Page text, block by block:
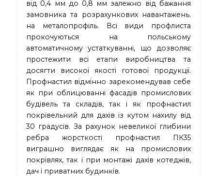
від 0,4 мм до 0,8 мм залежно від бажання
замовника та розрахункових навантажень.
на металопрофіль. Всі види профлиста
прокочуються на польському
автоматичному устаткуванні, що дозволяє
простежити всі етапи виробництва та
досягти високої якості готової продукції.
Профнастил відмінно зарекомендував себе
як при облицюванні фасадів промислових
будівель та складів, так і як профнастил
покрівельний для дахів із кутом нахилу від
30 градусів. За рахунок невеликої глибини
ребра жорсткості профнастил ПК35
виграшно виглядає як на промислових
покрівлях, так і при монтажі дахів котеджів,
дач і приватних будинків.